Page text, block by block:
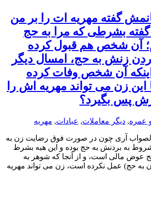
گفته مهریه ات را بر من
بشرطی که مرا به حج
آن شخص هم قبول کرده
زنش به حج، امسال دیگر
آن شخص وفات کرده
این زن می تواند مهریه اش را
پس بگیرد؟
عمره, دیگر معاملات, عبادات, مهریه
الصواب آری چون در صورت فوق رضایت زن به
به بردنش به حج بوده و این هبه بشرط
عوض مالی است، و از آنجا که شوهر به
حج) عمل نکرده است، زن می تواند مهریه